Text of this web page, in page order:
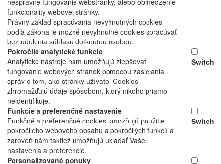
nesprávne fungovanie webstránky, alebo obmedzenie
funkcionality webovej stránky.
Právny základ spracúvania nevyhnutných cookies -
podľa zákona je možné nevyhnutné cookies spracúvať
bez udelenia súhlasu dotknutou osobou.
Pokročilé analytické funkcie
Analytické nástroje nám umožňujú zlepšovať
fungovanie webových stránok pomocou zasielania
správ o tom, ako stránky užívate. Cookies
zhromažďujú údaje spôsobom, ktorý nikoho priamo
neidentifikuje.
Switch
Funkcie a preferenčné nastavenie
Funkčné a preferenčné cookies umožňujú použitie
pokročilého webového obsahu a pokročilých funkcií a
zároveň nám taktiež umožňujú ukladať Vaše
nastavenia a preferencie.
Switch
Personalizované ponuky